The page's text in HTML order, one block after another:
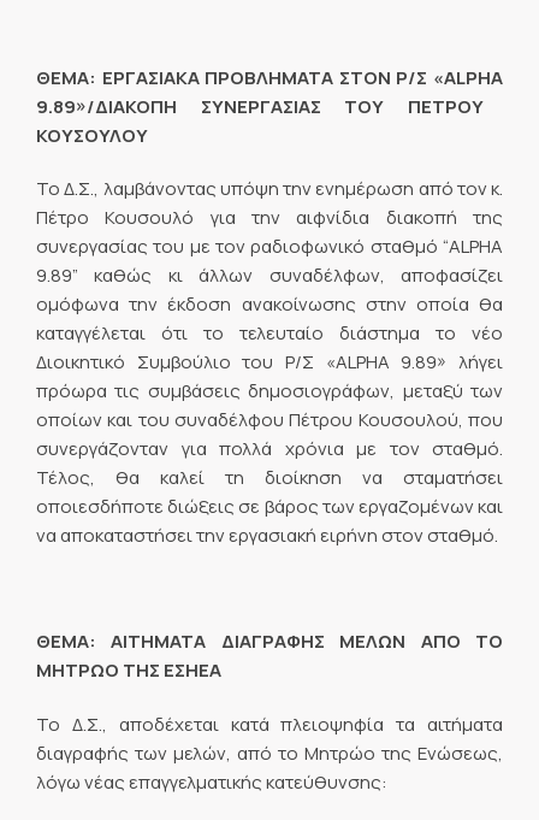
ΘΕΜΑ: ΕΡΓΑΣΙΑΚΑ ΠΡΟΒΛΗΜΑΤΑ ΣΤΟΝ Ρ/Σ «ALPHA
9.89»/ΔΙΑΚΟΠΗ ΣΥΝΕΡΓΑΣΙΑΣ ΤΟΥ ΠΕΤΡΟΥ
ΚΟΥΣΟΥΛΟΥ
Το Δ.Σ., λαμβάνοντας υπόψη την ενημέρωση από τον κ.
Πέτρο Κουσουλό για την αιφνίδια διακοπή της
συνεργασίας του με τον ραδιοφωνικό σταθμό “ALPHA
9.89” καθώς κι άλλων συναδέλφων, αποφασίζει
ομόφωνα την έκδοση ανακοίνωσης στην οποία θα
καταγγέλεται ότι το τελευταίο διάστημα το νέο
Διοικητικό Συμβούλιο του Ρ/Σ «ALPHA 9.89» λήγει
πρόωρα τις συμβάσεις δημοσιογράφων, μεταξύ των
οποίων και του συναδέλφου Πέτρου Κουσουλού, που
συνεργάζονταν για πολλά χρόνια με τον σταθμό.
Τέλος, θα καλεί τη διοίκηση να σταματήσει
οποιεσδήποτε διώξεις σε βάρος των εργαζομένων και
να αποκαταστήσει την εργασιακή ειρήνη στον σταθμό.
ΘΕΜΑ: ΑΙΤΗΜΑΤΑ ΔΙΑΓΡΑΦΗΣ ΜΕΛΩΝ ΑΠΟ ΤΟ
ΜΗΤΡΩΟ ΤΗΣ ΕΣΗΕΑ
Το Δ.Σ., αποδέχεται κατά πλειοψηφία τα αιτήματα
διαγραφής των μελών, από το Μητρώο της Ενώσεως,
λόγω νέας επαγγελματικής κατεύθυνσης: